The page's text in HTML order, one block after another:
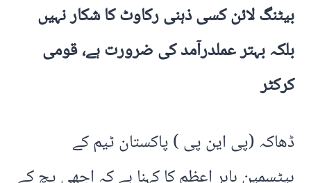
بیٹنگ لائن کسی ذہنی رکاوٹ کا شکار نہیں
بلکہ بہتر عملدرآمد کی ضرورت ہے، قومی
کرکٹر
ڈھاکہ (پی این پی ) پاکستان ٹیم کے